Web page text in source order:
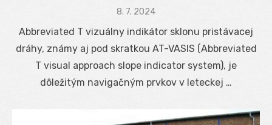
Posted
8. 7. 2024
Abbreviated T vizuálny indikátor sklonu pristávacej
dráhy, známy aj pod skratkou AT-VASIS (Abbreviated
T visual approach slope indicator system), je
dôležitým navigačným prvkov v leteckej …